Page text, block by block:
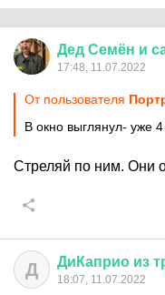
Дед Семён и
17:48, 11.07.2022
От пользователя
В окно выглянул- уже
Стреляй по ним. Они
Д ДиКаприо из
18:07, 11.07.2022